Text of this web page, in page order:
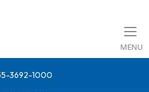
MENU
3692-1000